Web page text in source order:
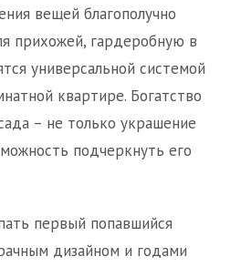
вещей благополучно
прихожей, гардеробную в
универсальной системой
квартире. Богатство
– не только украшение
подчеркнуть его
первый попавшийся
дизайном и годами